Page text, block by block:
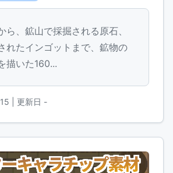
ら、鉱山で採掘される原石、
れたインゴットまで、鉱物の
描いた160...
| 更新日 -